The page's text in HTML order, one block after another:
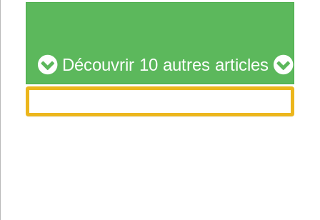
Découvrir 10 autres articles